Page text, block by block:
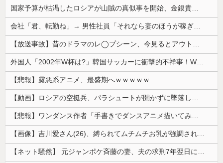
国家予算が枯渇したロシアが山賊の真似事を開始、金銀貴金属じゃなくて自動車とかってところがリアリティありすぎる……
会社「君、転勤ね」→ 男性社員「それなら妻のほうが稼ぎいいんで辞めます」⇒ 結果・・・
【放送事故】昔のドラマのレ◯プシーン、今見るとアウトすぎる・・・
外国人「2002年W杯は?」韓国サッカーに衝撃的不祥事！W杯予選でレフリーへの性的接待発覚！海外騒然！【海外の反応】
【悲報】露悪系アニメ、最盛期へｗｗｗｗｗ
【動画】ロシアの空挺兵、パラシュートが開かずに墜落してしまう。
【悲報】ワンダンス作者「手書きでダンスアニメ描いてみました」←アニメの当てつけにしか見えないと話題に
【画像】吉川愛さん(26)、縛られてムチムチお乳が強調されてしまう
【ネット騒然】 元ジャンポケ斉藤の妻、夫の求刑7年翌日にインスタ更新！その内容がガチでヤバすぎる…